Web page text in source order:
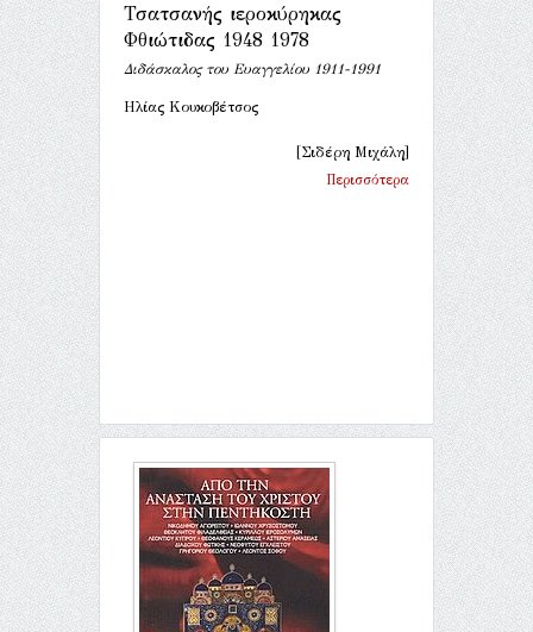
Τσατσανής ιεροκύρηκας
Φθιώτιδας 1948 1978
Διδάσκαλος του Ευαγγελίου 1911-1991
Ηλίας Κουκοβέτσος
[Σιδέρη Μιχάλη]
Περισσότερα